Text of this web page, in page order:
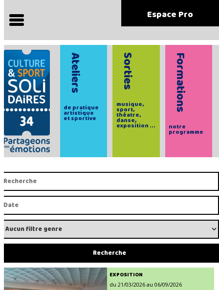
Espace Pro
Ateliers
de pratique
artistique
et sportive
Sorties
musique,
sport,
théatre,
danse,
exposition ...
Formations
notre
programme
EXPOSITION
du 21/03/2026 au 06/09/2026